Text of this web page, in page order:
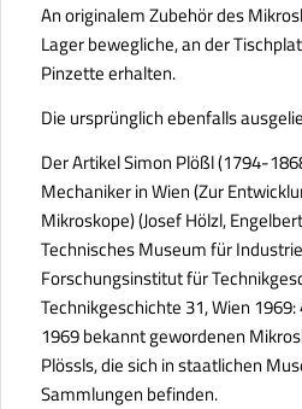
An originalem Zubehör des
Lager bewegliche, an der
Pinzette erhalten.
Die ursprünglich ebenfalls
Der ArtikelSimon Plößl (1794-
Mechaniker in Wien (Zur
Mikroskope)(Josef Hölzl,
Technisches Museum für
Forschungsinstitut für
Technikgeschichte 31, Wien
1969 bekannt gewordenen
Plössls, die sich in staatlichen
Sammlungen befinden.